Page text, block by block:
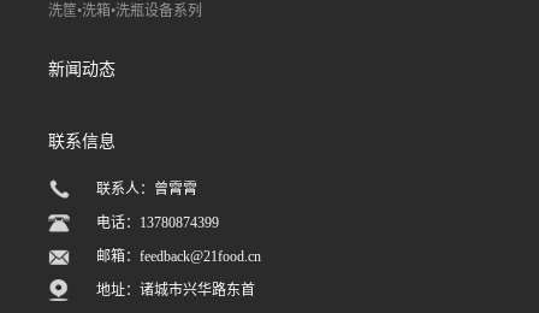
洗筐•洗箱•洗瓶设备系列
新闻动态
联系信息
联系人：曾霄霄
电话：13780874399
邮箱：feedback@21food.cn
地址：诸城市兴华路东首